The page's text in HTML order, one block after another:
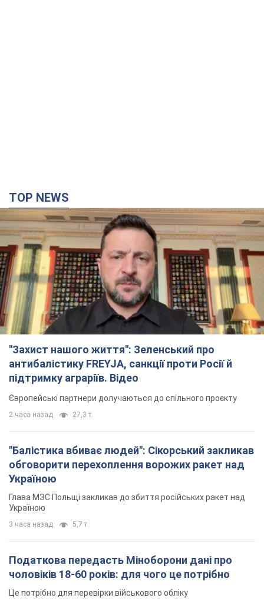
TOP NEWS
"Захист нашого життя": Зеленський про
антибалістику FREYJA, санкції проти Росії й
підтримку аграріїв. Відео
Європейські партнери долучаються до спільного проєкту
2 часа назад 27,3 т.
"Балістика вбиває людей": Сікорський закликав
обговорити перехоплення ворожих ракет над
Україною
Глава МЗС Польщі закликав до збиття російських ракет над
Україною
3 часа назад 5,7 т.
Податкова передасть Міноборони дані про
чоловіків 18-60 років: для чого це потрібно
Це потрібно для перевірки військового обліку